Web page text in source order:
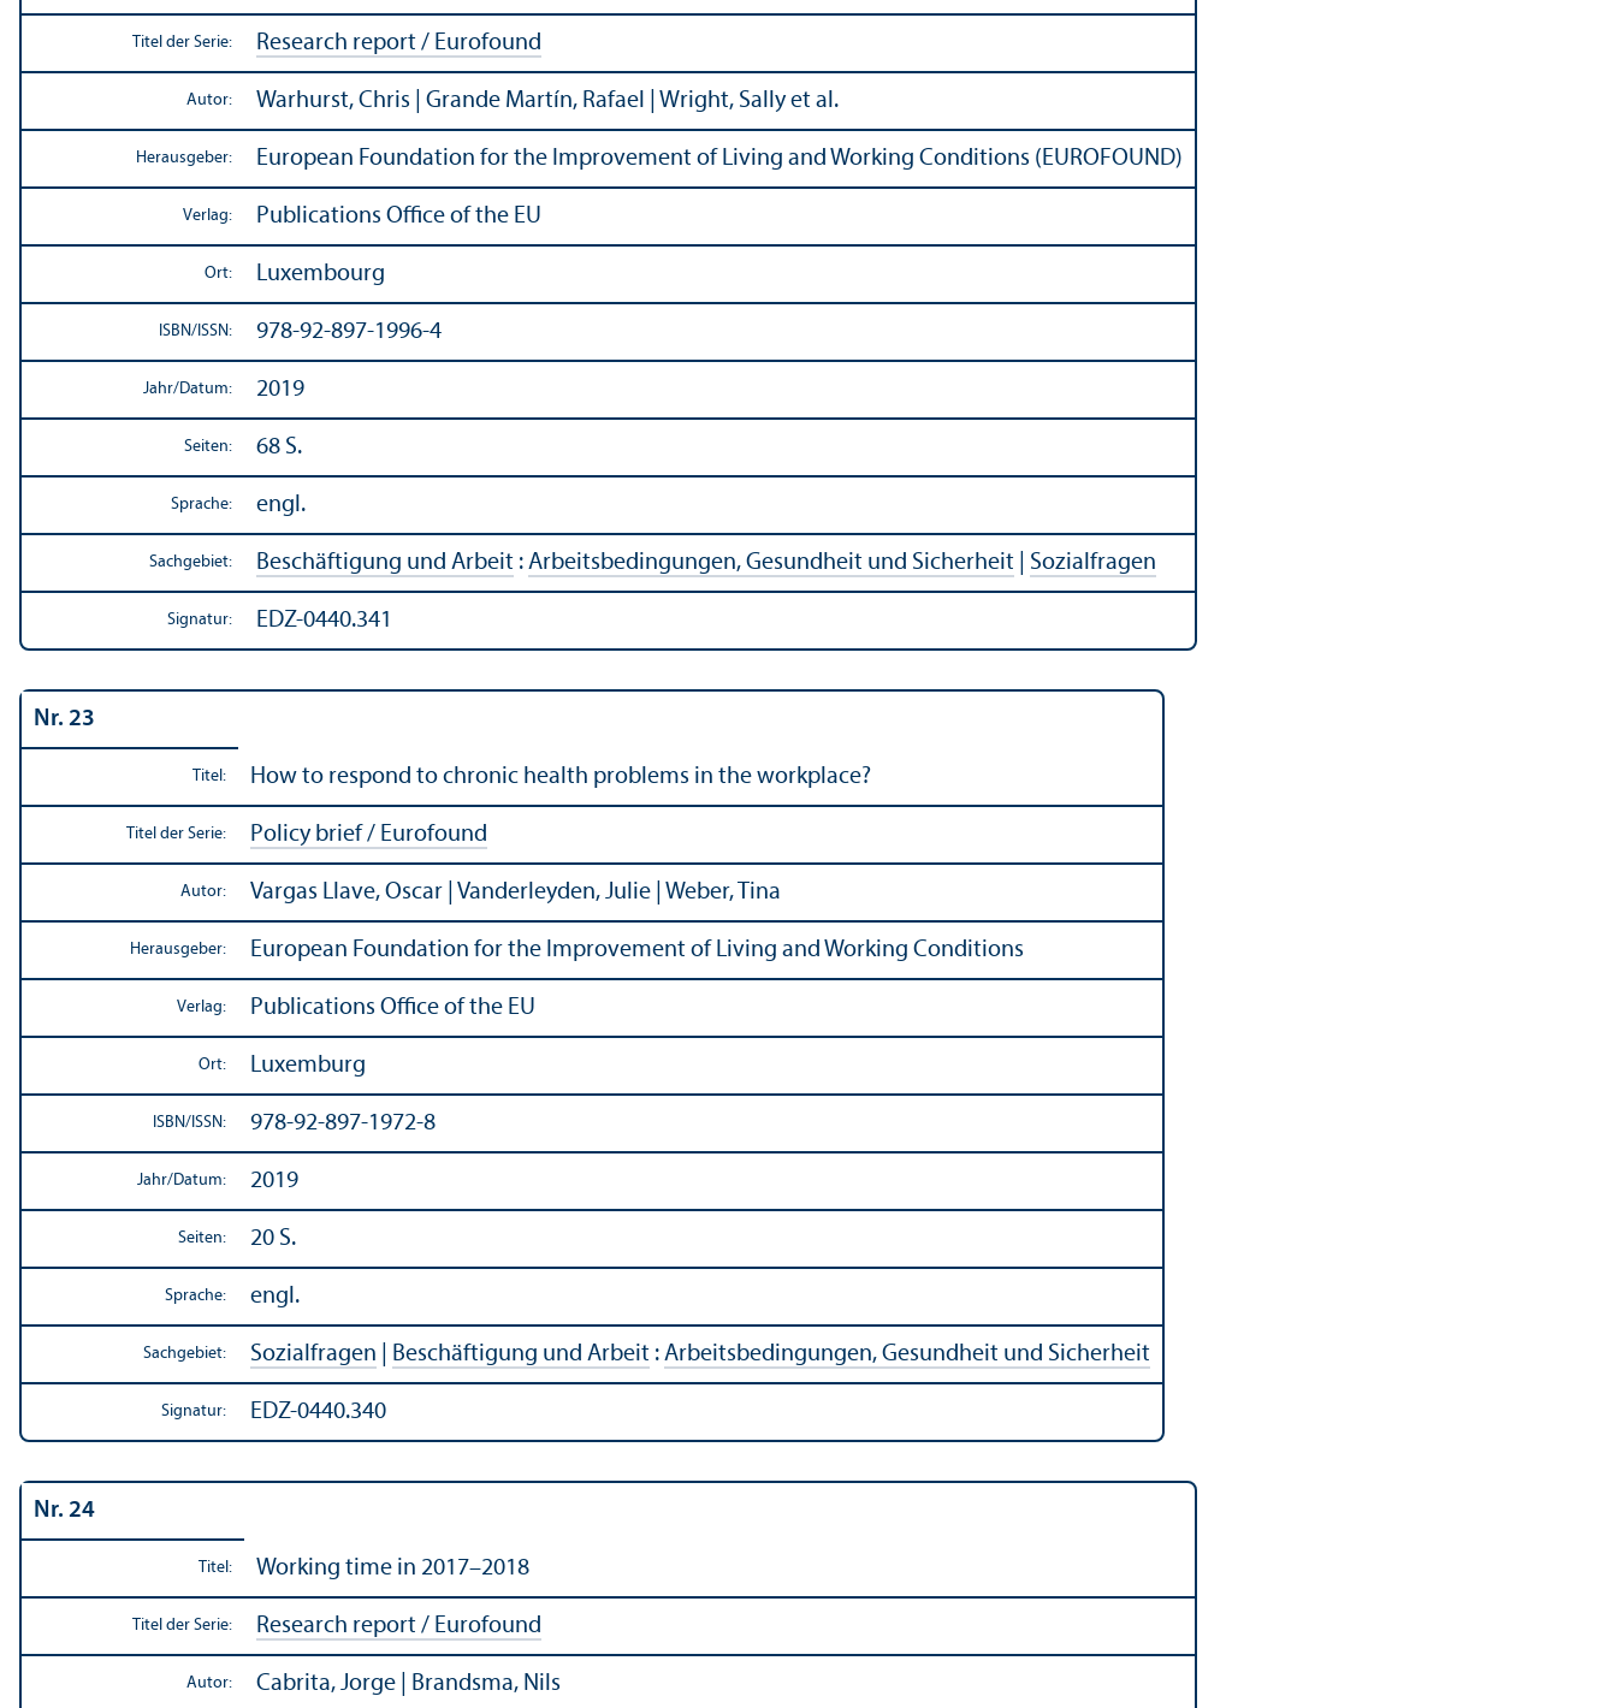
Titel der Serie: Research report / Eurofound
Autor: Warhurst, Chris | Grande Martín, Rafael | Wright, Sally et al.
Herausgeber: European Foundation for the Improvement of Living and Working Conditions (EUROFOUND)
Verlag: Publications Office of the EU
Ort: Luxembourg
ISBN/ ISSN: 978-92-897-1996-4
Jahr/Datum: 2019
Seiten: 68 S.
Sprache: engl.
Sachgebiet: Beschäftigung und Arbeit : Arbeits­bedingungen, Gesundheit und Sicherheit Sozialfragen
Signatur: EDZ-0440.341
Nr. 23
Titel: How to respond to chronic health problems in the workplace?
Titel der Serie: Policy brief / Eurofound
Autor: Vargas Llave, Oscar | Vanderleyden, Julie | Weber, Tina
Herausgeber: European Foundation for the Improvement of Living and Working Conditions
Verlag: Publications Office of the EU
Ort: Luxemburg
ISBN/ ISSN: 978-92-897-1972-8
Jahr/Datum: 2019
Seiten: 20 S.
Sprache: engl.
Sachgebiet: Sozialfragen Beschäftigung und Arbeit : Arbeits­bedingungen, Gesundheit und Sicherheit
Signatur: EDZ-0440.340
Nr. 24
Titel: Working time in 2017–2018
Titel der Serie: Research report / Eurofound
Autor: Cabrita, Jorge | Brandsma, Nils